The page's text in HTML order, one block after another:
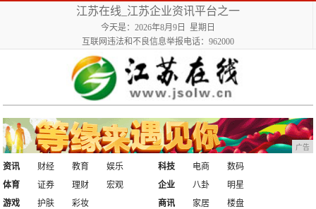
江苏在线_江苏企业资讯平台之一
今天是：2026年8月9日 星期日
互联网违法和不良信息举报电话：962000
广告
资讯 财经 教育
娱乐
体育
证券 理财 宏观
科技 电商
数码
企业
八卦
明星
游戏
护肤
彩妆
商讯 家居
楼盘